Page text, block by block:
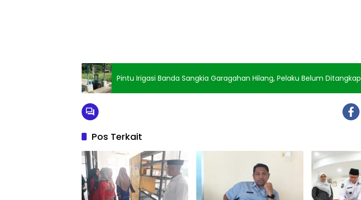
Pintu Irigasi Banda Sangkia Garagahan Hilang, Pelaku Belum Ditangkap
Pos Terkait